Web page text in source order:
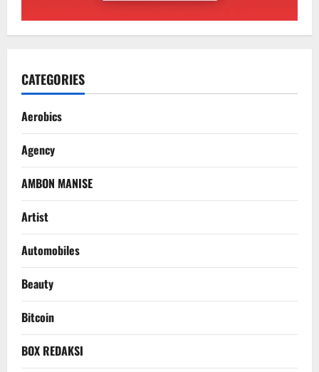
CATEGORIES
Aerobics
Agency
AMBON MANISE
Artist
Automobiles
Beauty
Bitcoin
BOX REDAKSI